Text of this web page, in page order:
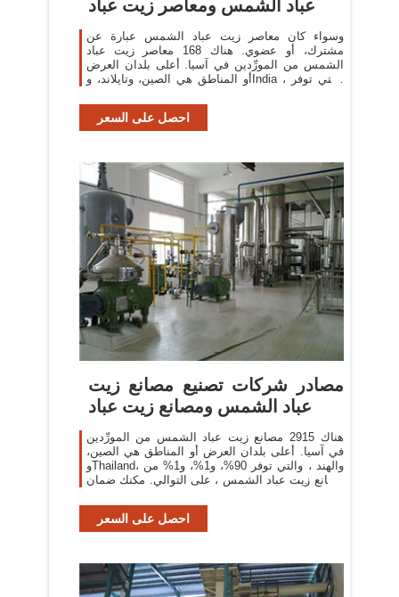
عباد الشمس ومعاصر زيت عباد
وسواء كان معاصر زيت عباد الشمس عبارة عن
مشترك، أو عضوي. هناك 168 معاصر زيت عباد
الشمس من المورِّدين في آسيا. أعلى بلدان العرض
أو المناطق هي الصين، وتايلاند، وIndia ، والتي توفر
احصل على السعر
مصادر شركات تصنيع مصانع زيت
عباد الشمس ومصانع زيت عباد
هناك 2915 مصانع زيت عباد الشمس من المورِّدين
في آسيا. أعلى بلدان العرض أو المناطق هي الصين،
وThailand، والهند ، والتي توفر 90%، و1%، و1% من
مصانع زيت عباد الشمس ، على التوالي. مكنك ضمان
احصل على السعر